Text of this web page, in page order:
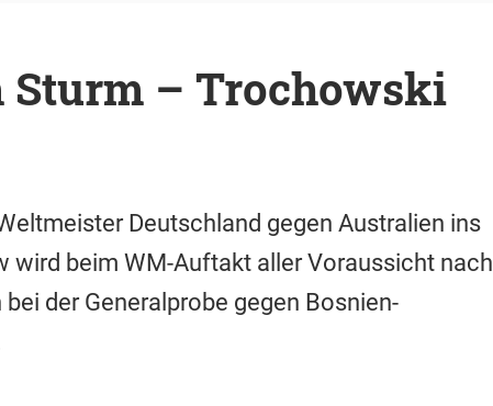
– Trochowski
Deutschland gegen Australien ins
wird beim WM-Auftakt aller Voraussicht nach
der Generalprobe gegen Bosnien-